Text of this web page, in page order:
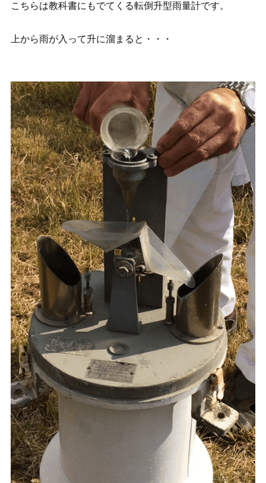
こちらは教科書にもでてくる転倒升型雨量計です。
上から雨が入って升に溜まると・・・